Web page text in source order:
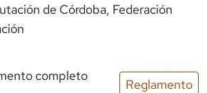
de Córdoba, Federación
completo
Reglamento